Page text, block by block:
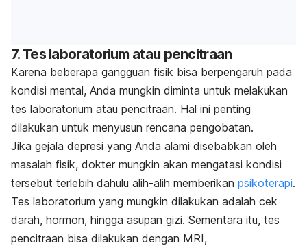
7. Tes laboratorium atau pencitraan
Karena beberapa gangguan fisik bisa berpengaruh pada
kondisi mental, Anda mungkin diminta untuk melakukan
tes laboratorium atau pencitraan. Hal ini penting
dilakukan untuk menyusun rencana pengobatan.
Jika gejala depresi yang Anda alami disebabkan oleh
masalah fisik, dokter mungkin akan mengatasi kondisi
tersebut terlebih dahulu alih-alih memberikan psikoterapi.
Tes laboratorium yang mungkin dilakukan adalah cek
darah, hormon, hingga asupan gizi. Sementara itu, tes
pencitraan bisa dilakukan dengan MRI,